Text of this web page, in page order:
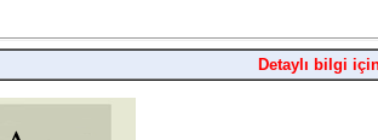
Detaylı bilgi